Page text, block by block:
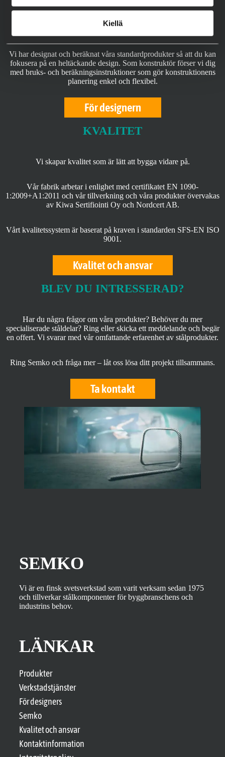
Kiellä
För designern
Vi har designat och beräknat våra standardprodukter så att du kan
fokusera på en heltäckande design. Som konstruktör förser vi dig
med bruks- och beräkningsinstruktioner som gör konstruktionens
planering enkel och flexibel.
För designern
KVALITET
Vi skapar kvalitet som är lätt att bygga vidare på.
Vår fabrik arbetar i enlighet med certifikatet EN 1090-
1:2009+A1:2011 och vår tillverkning och våra produkter övervakas
av Kiwa Sertifiointi Oy och Nordcert AB.
Vårt kvalitetssystem är baserat på kraven i standarden SFS-EN ISO
9001.
Kvalitet och ansvar
BLEV DU INTRESSERAD?
Har du några frågor om våra produkter? Behöver du mer
specialiserade ståldelar? Ring eller skicka ett meddelande och begär
en offert. Vi svarar med vår omfattande erfarenhet av stålprodukter.
Ring Semko och fråga mer – låt oss lösa ditt projekt tillsammans.
Ta kontakt
SEMKO
Vi är en finsk svetsverkstad som varit verksam sedan 1975
och tillverkar stålkomponenter för byggbranschens och
industrins behov.
LÄNKAR
Produkter
Verkstadstjänster
För designers
Semko
Kvalitet och ansvar
Kontaktinformation